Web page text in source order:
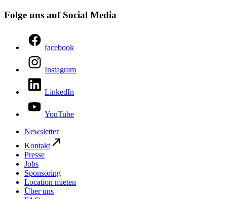
Folge uns auf Social Media
facebook
Instagram
LinkedIn
YouTube
Newsletter
Kontakt
Presse
Jobs
Sponsoring
Location mieten
Über uns